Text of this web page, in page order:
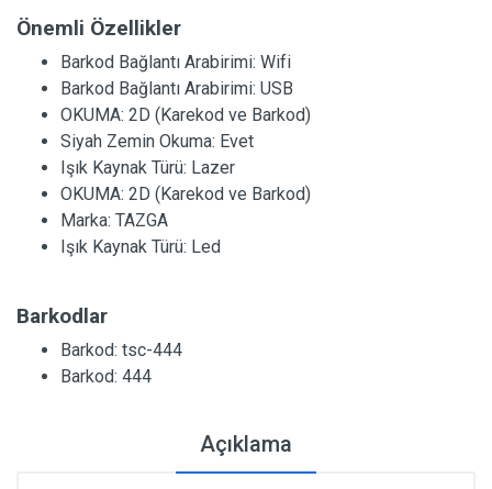
Önemli Özellikler
Barkod Bağlantı Arabirimi: Wifi
Barkod Bağlantı Arabirimi: USB
OKUMA: 2D (Karekod ve Barkod)
Siyah Zemin Okuma: Evet
Işık Kaynak Türü: Lazer
OKUMA: 2D (Karekod ve Barkod)
Marka: TAZGA
Işık Kaynak Türü: Led
Barkodlar
Barkod: tsc-444
Barkod: 444
Açıklama